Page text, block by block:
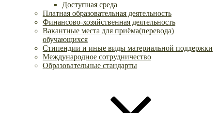
Доступная среда
Платная образовательная деятельность
Финансово-хозяйственная деятельность
Вакантные места для приёма(перевода)
обучающихся
Стипендии и иные виды материальной поддержки
Международное сотрудничество
Образовательные стандарты